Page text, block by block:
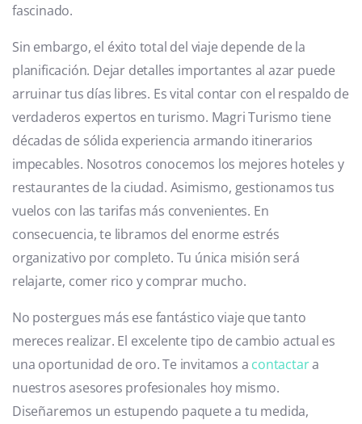
fascinado.
Sin embargo, el éxito total del viaje depende de la
planificación. Dejar detalles importantes al azar puede
arruinar tus días libres. Es vital contar con el respaldo de
verdaderos expertos en turismo. Magri Turismo tiene
décadas de sólida experiencia armando itinerarios
impecables. Nosotros conocemos los mejores hoteles y
restaurantes de la ciudad. Asimismo, gestionamos tus
vuelos con las tarifas más convenientes. En
consecuencia, te libramos del enorme estrés
organizativo por completo. Tu única misión será
relajarte, comer rico y comprar mucho.
No postergues más ese fantástico viaje que tanto
mereces realizar. El excelente tipo de cambio actual es
una oportunidad de oro. Te invitamos a contactara
nuestros asesores profesionales hoy mismo.
Diseñaremos un estupendo paquete a tu medida,